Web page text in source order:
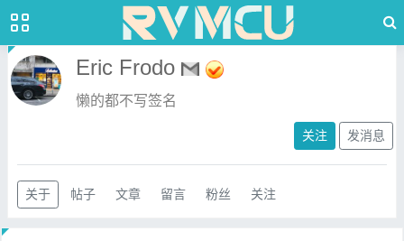
Eric Frodo
懒的都不写签名
关注 发消息
关于 帖子 文章 留言 粉丝 关注